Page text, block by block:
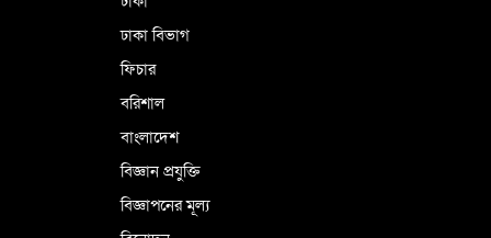
ঢাকা বিভাগ
ফিচার
বরিশাল
বাংলাদেশ
বিজ্ঞান প্রযুক্তি
বিজ্ঞাপনের মূল্য